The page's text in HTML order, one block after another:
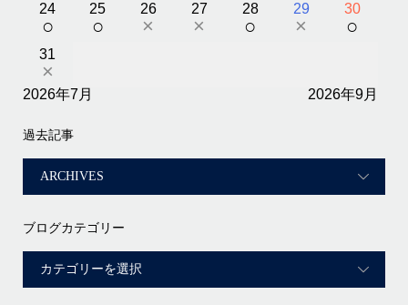
24
○
25
○
26
×
27
×
28
○
29
×
30
○
31
×
2026年7月 2026年9月
過去記事
ブログカテゴリー